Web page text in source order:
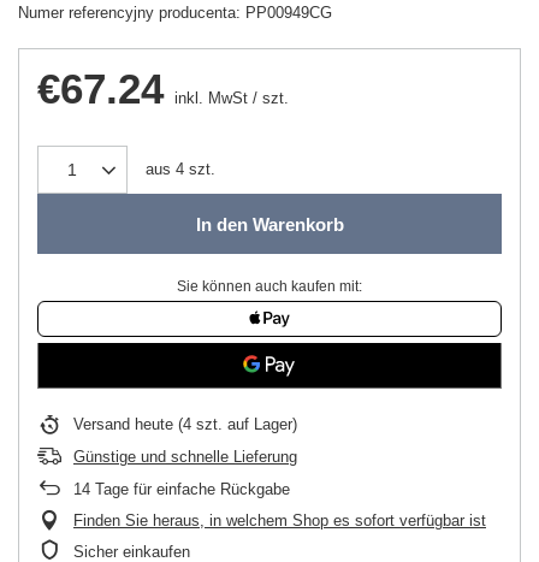
Numer referencyjny producenta: PP00949CG
€67.24 inkl. MwSt / szt.
aus 4 szt.
In den Warenkorb
Sie können auch kaufen mit:
Versand heute (4 szt. auf Lager)
Günstige und schnelle Lieferung
14 Tage für einfache Rückgabe
Finden Sie heraus, in welchem Shop es sofort verfügbar ist
Sicher einkaufen